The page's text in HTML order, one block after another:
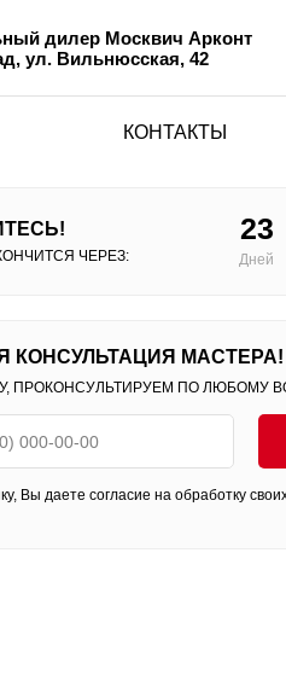
дилер Москвич Арконт
ул. Вильнюсская, 42
КОНТАКТЫ
ЧЕРЕЗ:
Вы даете согласие на обработку
КОНСУЛЬТАЦИЯ МАСТЕРА!
ПРОКОНСУЛЬТИРУЕМ ПО ЛЮБОМУ
Дней
23